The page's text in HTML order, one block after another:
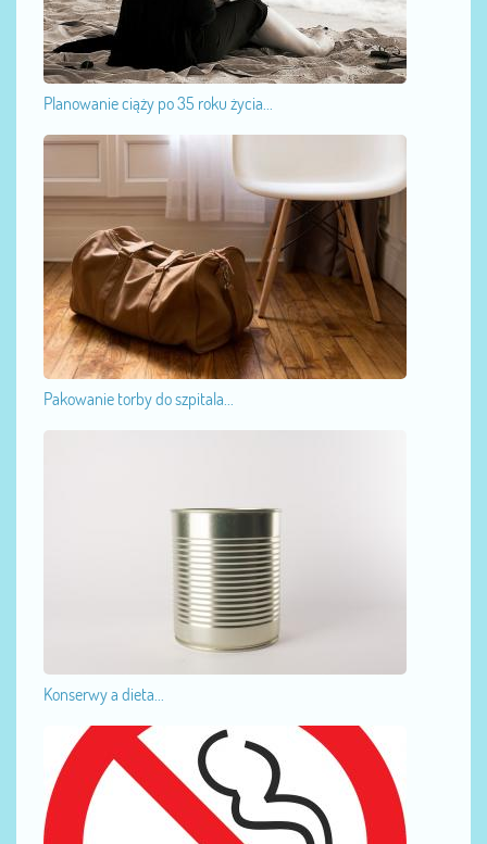
Planowanie ciąży po 35 roku życia...
Pakowanie torby do szpitala...
Konserwy a dieta...